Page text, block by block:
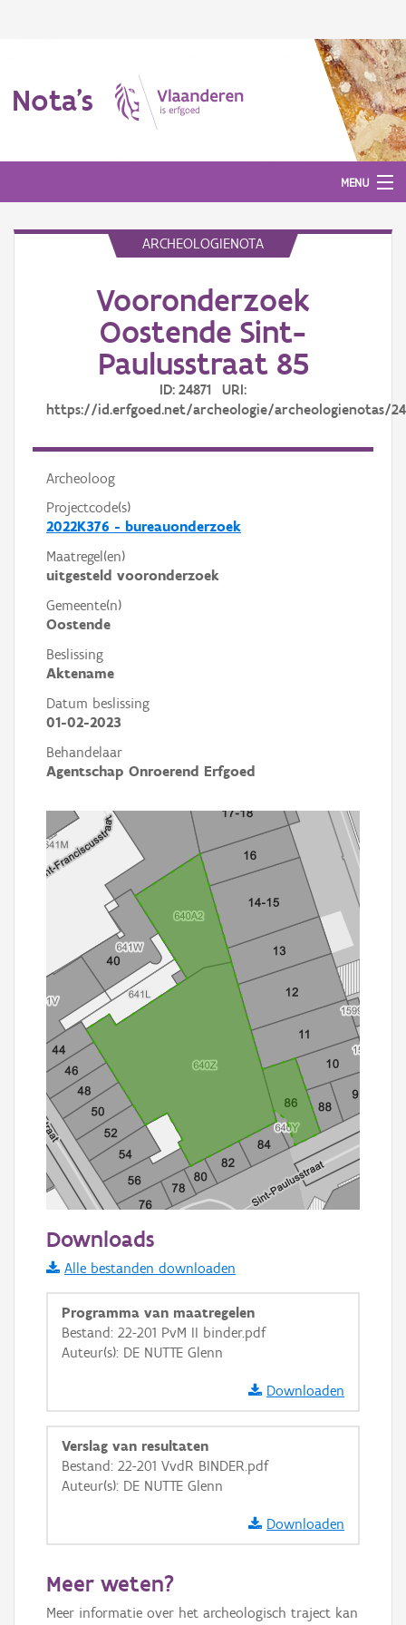
Nota's
MENU
ARCHEOLOGIENOTA
Vooronderzoek
Oostende Sint-
Paulusstraat 85
ID: 24871 URI:
https://id.erfgoed.net/archeologie/archeologienotas/
Archeoloog
Projectcode(s)
2022K376 - bureauonderzoek
Maatregel(en)
uitgesteld vooronderzoek
Gemeente(n)
Oostende
Beslissing
Aktename
Datum beslissing
01-02-2023
Behandelaar
Agentschap Onroerend Erfgoed
Informatie Vlaanderen
i
+ −
Basis Lagen
GRB-Basiskaart
GRB-Basiskaart in grijswaarden
Downloads
Alle bestanden downloaden
Programma van maatregelen
Bestand: 22-201 PvM II binder.pdf
Auteur(s): DE NUTTE Glenn
Downloaden
Verslag van resultaten
Bestand: 22-201 VvdR BINDER.pdf
Auteur(s): DE NUTTE Glenn
Downloaden
Meer weten?
Meer informatie over het archeologisch traject kan